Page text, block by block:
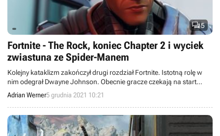
5
Fortnite - The Rock, koniec Chapter 2 i wyciek
zwiastuna ze Spider-Manem
Kolejny kataklizm zakończył drugi rozdział Fortnite. Istotną rolę w
nim odegrał Dwayne Johnson. Obecnie gracze czekają na start
Chapter 3, a do sieci wyciekł pierwszy zwiastun następnej przepustki
bitewnej, pokazujący nadchodzące atrakcje.
Adrian Werner5 grudnia 2021 10:21